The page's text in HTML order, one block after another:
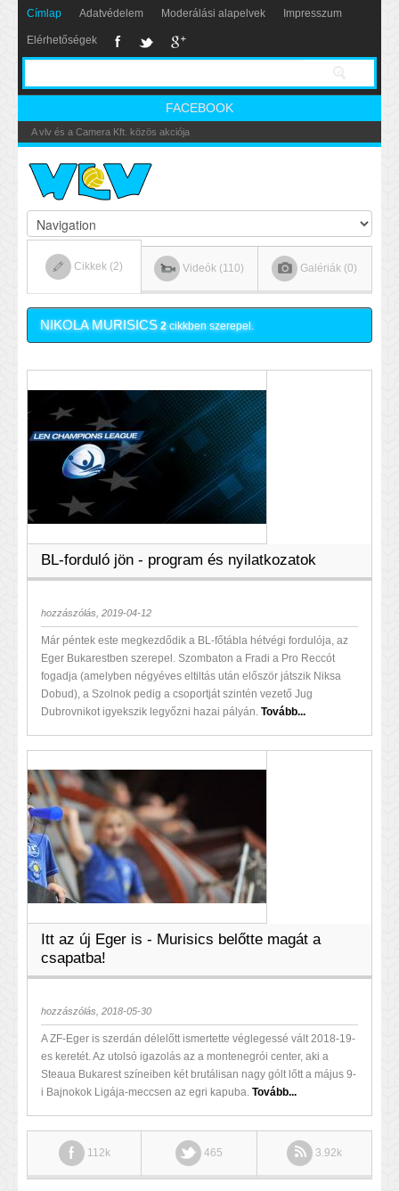
Címlap Adatvédelem Moderálási alapelvek Impresszum
Elérhetőségek
FACEBOOK
Nikics-gól lábbal
Cikkek (2) Videók (110) Galériák (0)
NIKOLA MURISICS 2cikkben szerepel.
BL-forduló jön - program és nyilatkozatok
hozzászólás, 2019-04-12
Már péntek este megkezdődik a BL-főtábla hétvégi fordulója, az
Eger Bukarestben szerepel. Szombaton a Fradi a Pro Reccót
fogadja (amelyben négyéves eltiltás után először játszik Niksa
Dobud), a Szolnok pedig a csoportját szintén vezető Jug
Dubrovnikot igyekszik legyőzni hazai pályán. Tovább...
Itt az új Eger is - Murisics belőtte magát a
csapatba!
hozzászólás, 2018-05-30
A ZF-Eger is szerdán délelőtt ismertette véglegessé vált 2018-19-
es keretét. Az utolsó igazolás az a montenegrói center, aki a
Steaua Bukarest színeiben két brutálisan nagy gólt lőtt a május 9-
i Bajnokok Ligája-meccsen az egri kapuba. Tovább...
112k 465 3.92k